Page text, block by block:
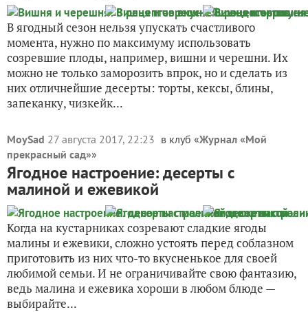
В ягодный сезон нельзя упускать счастливого
момента, нужно по максимуму использовать
созревшие плоды, например, вишни и черешни. Их
можно не только заморозить впрок, но и сделать из
них отличнейшие десерты: торты, кексы, блины,
запеканку, чизкейк...
MoySad 27 августа 2017, 22:23 в клуб «Журнал «Мой
прекрасный сад»»
Ягодное настроение: десерты с
малиной и ежевикой
Когда на кустарниках созревают сладкие ягоды
малины и ежевики, сложно устоять перед соблазном
приготовить из них что-то вкусненькое для своей
любимой семьи. И не ограничивайте свою фантазию,
ведь малина и ежевика хороши в любом блюде —
выбирайте...